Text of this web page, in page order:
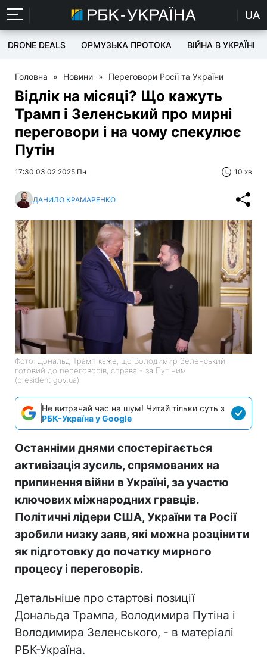
UA
DRONE DEALS ОРМУЗЬКА ПРОТОКА ВІЙНА В УКРАЇНІ
Головна » Новини » Переговори Росії та України
Відлік на місяці? Що кажуть
Трамп і Зеленський про мирні
переговори і на чому спекулює
Путін
17:30 03.02.2025 Пн 10 хв
ДАНИЛО КРАМАРЕНКО
Фото: Дональд Трамп каже, що Володимир Зеленський
готовий до переговорів, справа - за Путіним
(president.gov.ua)
Не витрачай час на шум! Читай тільки суть з
РБК-Україна у Google
Останніми днями спостерігається
активізація зусиль, спрямованих на
припинення війни в Україні, за участю
ключових міжнародних гравців.
Політичні лідери США, України та Росії
зробили низку заяв, які можна розцінити
як підготовку до початку мирного
процесу і переговорів.
Детальніше про стартові позиції
Дональда Трампа, Володимира Путіна і
Володимира Зеленського, - в матеріалі
РБК-Україна.